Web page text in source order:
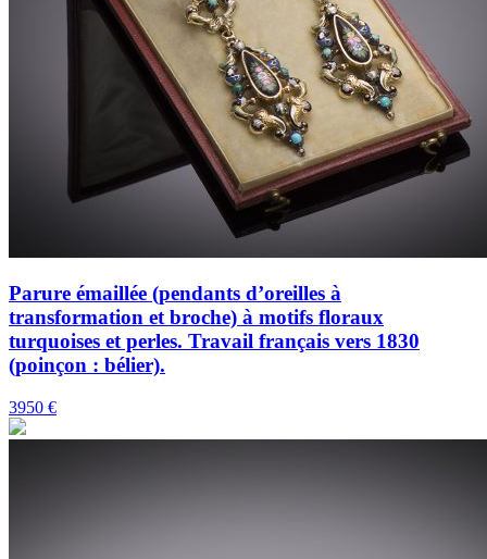
Parure émaillée (pendants d’oreilles à
transformation et broche) à motifs floraux
turquoises et perles. Travail français vers 1830
(poinçon : bélier).
3950 €